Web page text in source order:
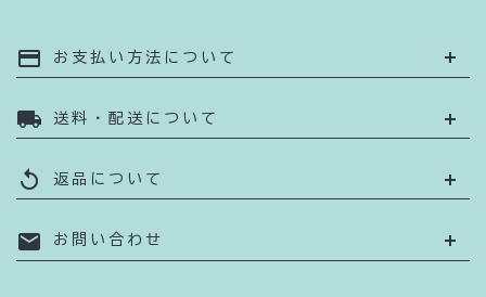
payment お支払い方法について
local_shipping 送料・配送について
replay 返品について
mail お問い合わせ